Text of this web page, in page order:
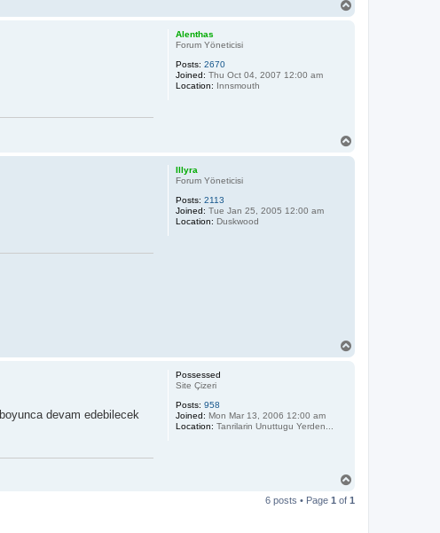
Alenthas
Forum Yöneticisi
Posts: 2670
Joined: Thu Oct 04, 2007 12:00 am
Location: Innsmouth
Illyra
Forum Yöneticisi
Posts: 2113
Joined: Tue Jan 25, 2005 12:00 am
Location: Duskwood
Possessed
Site Çizeri
Posts: 958
Joined: Mon Mar 13, 2006 12:00 am
Location: Tanrilarin Unuttugu Yerden...
devam edebilecek
p
6 posts • Page 1 of 1